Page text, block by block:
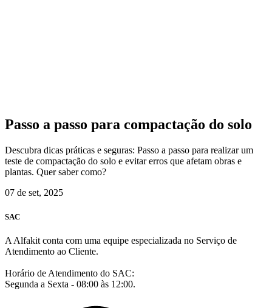
Passo a passo para compactação do solo
Descubra dicas práticas e seguras: Passo a passo para realizar um
teste de compactação do solo e evitar erros que afetam obras e
plantas. Quer saber como?
07 de set, 2025
SAC
A Alfakit conta com uma equipe especializada no Serviço de
Atendimento ao Cliente.
Horário de Atendimento do SAC:
Segunda a Sexta - 08:00 às 12:00.